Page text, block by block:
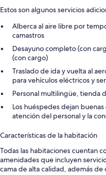
Estos son algunos servicios
Alberca al aire libre por
camastros
Desayuno completo (con
(con cargo)
Traslado de ida y vuelta al
para vehículos eléctricos y
Personal multilingüe, tienda
Los huéspedes dejan
atención del personal y la
Características de la habitación
Todas las habitaciones cuentan
amenidades que incluyen
cama de alta calidad, además